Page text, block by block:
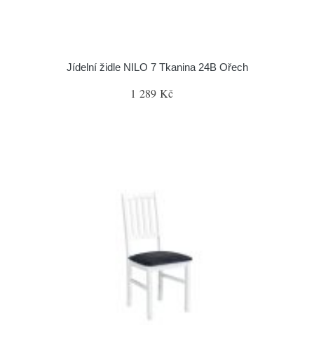
Jídelní židle NILO 7 Tkanina 24B Ořech
1 289 Kč